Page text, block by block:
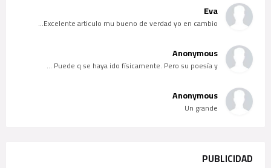
Eva
Excelente articulo mu bueno de verdad yo en cambio...
Anonymous
Puede q se haya ido físicamente. Pero su poesía y ...
Anonymous
Un grande
PUBLICIDAD